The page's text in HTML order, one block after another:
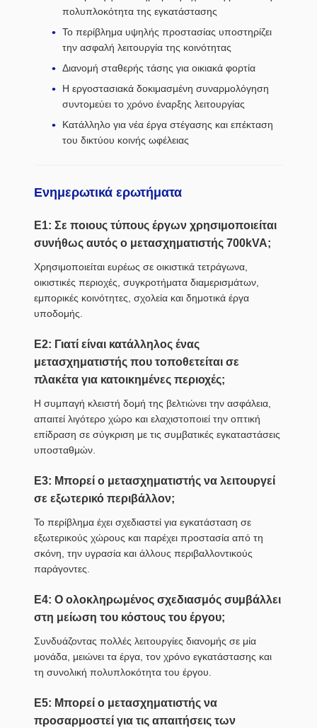
πολυπλοκότητα της εγκατάστασης
Το περίβλημα υψηλής προστασίας υποστηρίζει
την ασφαλή λειτουργία της κοινότητας
Διανομή σταθερής τάσης για οικιακά φορτία
Η εργοστασιακά δοκιμασμένη συναρμολόγηση
συντομεύει το χρόνο έναρξης λειτουργίας
Κατάλληλο για νέα έργα στέγασης και επέκταση
του δικτύου κοινής ωφέλειας
Ενημερωτικά ερωτήματα
Ε1: Σε ποιους τύπους έργων χρησιμοποιείται
συνήθως αυτός ο μετασχηματιστής 700kVA;
Χρησιμοποιείται ευρέως σε οικιστικά τετράγωνα,
οικιστικές περιοχές, συγκροτήματα διαμερισμάτων,
εμπορικές κοινότητες, σχολεία και δημοτικά έργα
υποδομής.
Ε2: Γιατί είναι κατάλληλος ένας
μετασχηματιστής που τοποθετείται σε
πλακέτα για κατοικημένες περιοχές;
Η συμπαγή κλειστή δομή της βελτιώνει την ασφάλεια,
απαιτεί λιγότερο χώρο και ελαχιστοποιεί την οπτική
επίδραση σε σύγκριση με τις συμβατικές εγκαταστάσεις
υποσταθμών.
Ε3: Μπορεί ο μετασχηματιστής να λειτουργεί
σε εξωτερικό περιβάλλον;
Το περίβλημα έχει σχεδιαστεί για εγκατάσταση σε
εξωτερικούς χώρους και παρέχει προστασία από τη
σκόνη, την υγρασία και άλλους περιβαλλοντικούς
παράγοντες.
Ε4: Ο ολοκληρωμένος σχεδιασμός συμβάλλει
στη μείωση του κόστους του έργου;
Συνδυάζοντας πολλές λειτουργίες διανομής σε μία
μονάδα, μειώνει τα έργα, τον χρόνο εγκατάστασης και
τη συνολική πολυπλοκότητα του έργου.
Ε5: Μπορεί ο μετασχηματιστής να
προσαρμοστεί για τις απαιτήσεις των